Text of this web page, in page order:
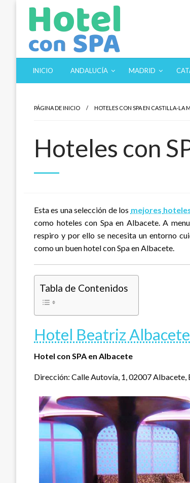
contenido
Hotel con SPA
Los Mejores Hoteles con SPA en un solo sitio.
INICIO ANDALUCÍA MADRID
PÁGINA DE INICIO HOTELES CON SPA EN CASTILLA-LA
Hoteles con
Esta es una selección de los mejores
como hoteles con Spa en Albacete. A
respiro y por ello se necesita un entorno
como un buen hotel con Spa en Albacete.
Tabla de Contenidos
Hotel Beatriz
Hotel con SPA en Albacete
Dirección: Calle Autovía, 1, 02007 Albacete,